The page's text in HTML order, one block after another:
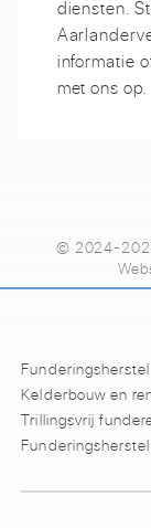
diensten.
informatie
met ons op.
© 2024-
Funderingsherstel
Kelderbouw en
Trillingsvrij